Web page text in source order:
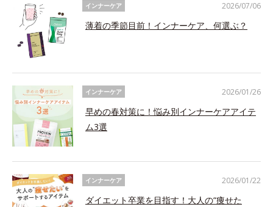
インナーケア
薄着の季節目前！インナーケア、何選ぶ？
2026/07/06
インナーケア
早めの春対策に！悩み別インナーケアアイテ
ム3選
2026/01/26
インナーケア
ダイエット卒業を目指す！大人の“痩せた
2026/01/22